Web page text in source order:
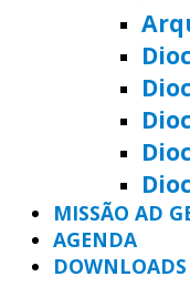
MISSÃO AD
AGENDA
DOWNLOADS